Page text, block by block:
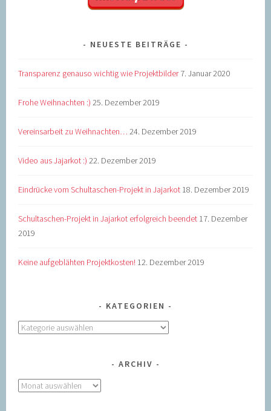
NEUESTE BEITRÄGE
Transparenz genauso wichtig wie Projektbilder 7. Januar 2020
Frohe Weihnachten :) 25. Dezember 2019
Vereinsarbeit zu Weihnachten… 24. Dezember 2019
Video aus Jajarkot :) 22. Dezember 2019
Eindrücke vom Schultaschen-Projekt in Jajarkot 18. Dezember 2019
Schultaschen-Projekt in Jajarkot erfolgreich beendet 17. Dezember
2019
Keine aufgeblähten Projektkosten! 12. Dezember 2019
KATEGORIEN
Kategorien
ARCHIV
Archiv